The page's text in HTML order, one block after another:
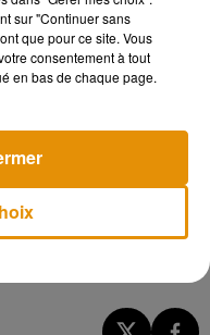
du devoir, la
idéal, qui répond
du lundi au samedi,
sur "Continuer sans
que pour ce site. Vous
consentement à tout
en bas de chaque page.